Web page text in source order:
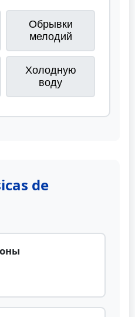
Обрывки
мелодий
Холодную
воду
de